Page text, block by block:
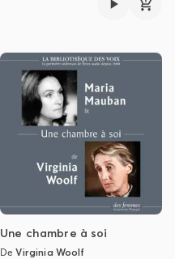
Une chambre à soi
DeVirginia Woolf